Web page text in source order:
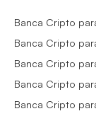
Banca Cripto
Banca Cripto
Banca Cripto
Banca Cripto
Banca Cripto